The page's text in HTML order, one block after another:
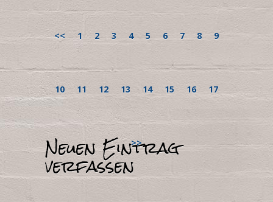
<< 1 2 3 4 5 6 7 8 9
10 11 12 13 14 15 16 17
>>
Neuen Eintrag
verfassen